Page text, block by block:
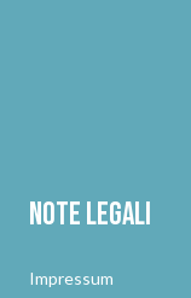
Note legali
Impressum